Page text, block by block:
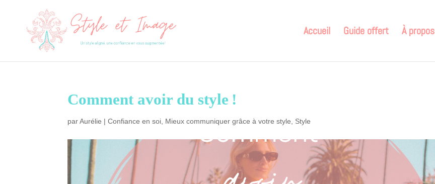
Accueil Guide offert À propos
Comment avoir du style !
parAurélie |Confiance en soi Mieux communiquer grâce à votre style Style